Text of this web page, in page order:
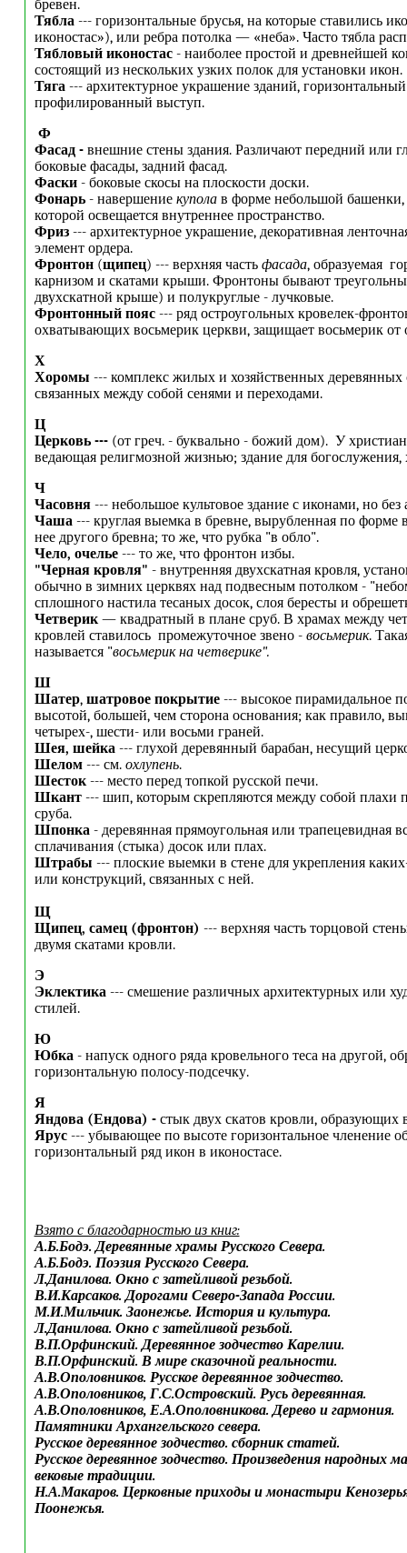
бревен.
Тябла--- горизонтальные брусья, на которые ставились
иконостас»), или ребра потолка — «неба». Часто тябла
Тябловый иконостас - наиболее простой и древнейшей
состоящий из нескольких узких полок для установки икон.
Тяга--- архитектурное украшение зданий, горизонтальный
профилированный выступ.
Ф
Фасад - внешние стены здания. Различают передний или
боковые фасады, задний фасад.
Фаски- боковые скосы на плоскости доски.
Фонарь- навершение куполав форме небольшой башенки,
которой освещается внутреннее пространство.
Фриз--- архитектурное украшение, декоративная
элемент ордера.
Фронтон(щипец) --- верхняя часть фасада, образуемая
карнизом и скатами крыши. Фронтоны бывают
двухскатной крыше) и полукруглые - лучковые.
Фронтонный пояс--- ряд остроугольных кровелек-
охватывающих восьмерик церкви, защищает восьмерик от
Х
Хоромы --- комплекс жилых и хозяйственных деревянных
связанных между собой сенями и переходами.
Ц
Церковь --- (от греч. - буквально - божий дом). У
ведающая религмозной жизнью; здание для богослужения,
Ч
Часовня--- небольшое культовое здание с иконами, но без
Чаша--- круглая выемка в бревне, вырубленная по форме
нее другого бревна; то же, что рубка "в обло".
Чело, очелье --- то же, что фронтон избы.
"Черная кровля" - внутренняя двухскатная кровля,
обычно в зимних церквях над подвесным потолком -
сплошного настила тесаных досок, слоя бересты и
Четверик— квадратный в плане сруб. В храмах между
кровлей ставилось промежуточное звено - восьмерик.
называется "восьмерик на четверике".
Ш
Шатер, шатровое покрытие--- высокое пирамидальное
высотой, большей, чем сторона основания; как правило,
четырех-, шести- или восьми граней.
Шея, шейка --- глухой деревянный барабан, несущий
Шелом--- см. охлупень.
Шесток--- место перед топкой русской печи.
Шкант--- шип, которым скрепляются между собой плахи
сруба.
Шпонка - деревянная прямоугольная или трапецевидная
сплачивания (стыка) досок или плах.
Штрабы --- плоские выемки в стене для укрепления
или конструкций, связанных с ней.
Щ
Щипец, самец (фронтон) --- верхняя часть торцовой
двумя скатами кровли.
Э
Эклектика--- смешение различных архитектурных или
стилей.
Ю
Юбка- напуск одного ряда кровельного теса на другой,
горизонтальную полосу-подсечку.
Я
Яндова (Ендова) - стык двух скатов кровли, образующих
Ярус --- убывающее по высоте горизонтальное членение
горизонтальный ряд икон в иконостасе.
Взято с благодарностью из книг:
А.Б.Бодэ. Деревянные храмы Русского Севера.
А.Б.Бодэ. Поэзия Русского Севера.
Л.Данилова. Окно с затейливой резьбой.
В.И.Карсаков. Дорогами Северо-Запада России.
М.И.Мильчик. Заонежье. История и культура.
Л.Данилова. Окно с затейливой резьбой.
В.П.Орфинский. Деревянное зодчество Карелии.
В.П.Орфинский. В мире сказочной реальности.
А.В.Ополовников. Русское деревянное зодчество.
А.В.Ополовников, Г.С.Островский. Русь деревянная.
А.В.Ополовников, Е.А.Ополовникова. Дерево и гармония.
Памятники Архангельского севера.
Русское деревянное зодчество. сборник статей.
Русское деревянное зодчество. Произведения народных
вековые традиции.
Н.А.Макаров. Церковные приходы и монастыри
Поонежья.